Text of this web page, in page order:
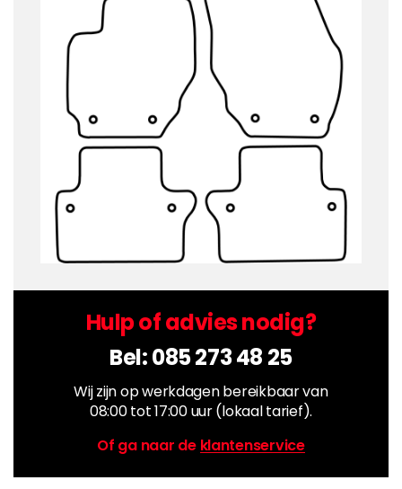
Hulp of advies nodig?
Bel:085 273 48 25
Wij zijn op werkdagen bereikbaar van
08:00 tot 17:00 uur (lokaal tarief).
Of ga naar de klantenservice